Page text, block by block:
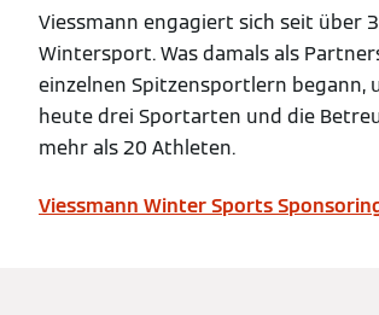
Viessmann engagiert sich seit über
Wintersport. Was damals als
einzelnen Spitzensportlern begann,
heute drei Sportarten und die
mehr als 20 Athleten.
Viessmann Winter Sports